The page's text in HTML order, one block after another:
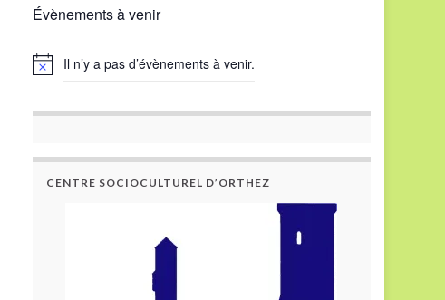
Évènements à venir
Il n’y a pas d’évènements à venir.
CENTRE SOCIOCULTUREL D’ORTHEZ